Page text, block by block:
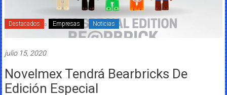
Destacados Empresas Noticias
julio 15, 2020
Novelmex Tendrá Bearbricks De
Edición Especial